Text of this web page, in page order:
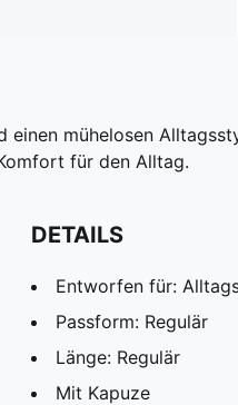
mühelosen
für den Alltag.
DETAILS
Entworfen für:
Passform: Regulär
Länge: Regulär
Mit Kapuze